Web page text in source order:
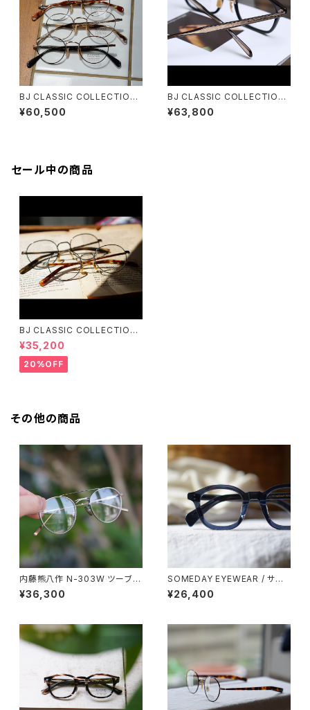
BJ CLASSIC COLLECTION
SH-PM114 SHINBARI 芯張り
¥60,500
BJ CLASSIC COLLECTION
SH-C579 SHINBARI / CRAF
TSMAN EDITION
¥63,800
セール中の商品
BJ CLASSIC COLLECTION
¥35,200
20%OFF
その他の商品
内藤熊八作 N-303W ツーブリ
ッジ ダブルブリッジ ボストン
¥36,300
SOMEDAY EYEWEAR / サム
デー パリジャン SD-002 正視
堂 オリジナル
¥26,400